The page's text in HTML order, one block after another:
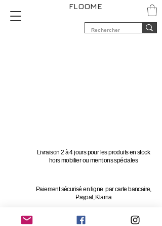
FLOOME
Livraison 2 à 4 jours pour les produits en stock
hors mobilier ou mentions spéciales
Paiement sécurisé en ligne par carte bancaire,
Paypal, Klarna
Vous avez 14 jours pour changer d'avis